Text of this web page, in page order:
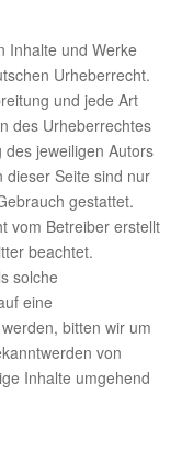
Inhalte und Werke
Urheberrecht.
und jede Art
des Urheberrechtes
jeweiligen Autors
dieser Seite sind nur
gestattet.
vom Betreiber erstellt
beachtet.
solche
eine
bitten wir um
von
Inhalte umgehend